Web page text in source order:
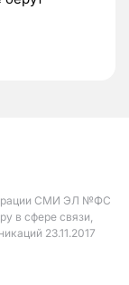
СМИ ЭЛ №ФС
в сфере связи,
23.11.2017